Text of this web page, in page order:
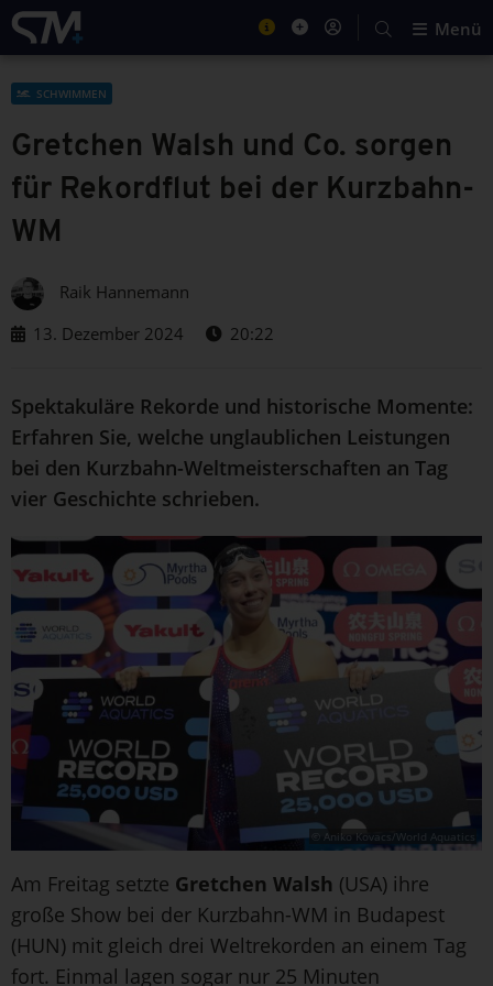
Menü
SCHWIMMEN
Gretchen Walsh und Co. sorgen
für Rekordflut bei der Kurzbahn-
WM
Raik Hannemann
13. Dezember 2024
20:22
Spektakuläre Rekorde und historische Momente:
Erfahren Sie, welche unglaublichen Leistungen
bei den Kurzbahn-Weltmeisterschaften an Tag
vier Geschichte schrieben.
© Aniko Kovacs/World Aquatics
Am Freitag setzte Gretchen Walsh (USA) ihre
große Show bei der Kurzbahn-WM in Budapest
(HUN) mit gleich drei Weltrekorden an einem Tag
fort. Einmal lagen sogar nur 25 Minuten